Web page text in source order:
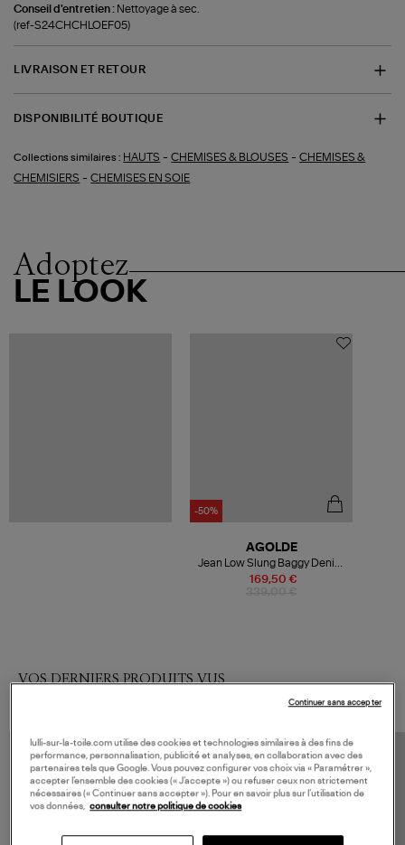
Conseil d'entretien : Nettoyage à sec.
(ref-S24CHCHLOEF05)
LIVRAISON ET RETOUR
DISPONIBILITÉ BOUTIQUE
Collections similaires : HAUTS -CHEMISES & BLOUSES -CHEMISES &
CHEMISIERS -CHEMISES EN SOIE
Adoptez
LE LOOK
-50%
169,50 €
AGOLDE
Jean Low Slung Baggy Denim
Bleu
VOS DERNIERS PRODUITS VUS
lulli-sur-la-toile.com utilise des cookies et technologies similaires à des fins de
performance, personnalisation, publicité et analyses, en collaboration avec des
partenaires tels que Google. Vous pouvez configurer vos choix via « Paramétrer »,
accepter l’ensemble des cookies (« J’accepte ») ou refuser ceux non strictement
nécessaires (« Continuer sans accepter »). Pour en savoir plus sur l’utilisation de
vos données,
consulter notre politique de cookies
Continuer sans accepter